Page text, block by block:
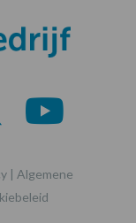
| Algemene